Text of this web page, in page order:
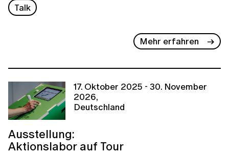
Talk
Mehr erfahren
17. Oktober 2025 - 30. November
2026,
Deutschland
Ausstellung:
Aktionslabor auf Tour